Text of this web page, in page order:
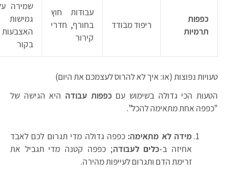
כפפות
תרמיות
ריפוד מבודד
עבודות חוץ
בחורף, חדרי
קירור
שמירה על
גמישות
האצבעות
בקור
נפוצות (או: איך לא להרוס לעצמכם את היום)
הכי גדולה בשימוש עםכפפות עבודההיא הגישה של
אחת מתאימה להכל".
מידה לא מתאימה:כפפה גדולה מדי תגרום לכם לאבד
אחיזה ב- כלים לעבודה; כפפה קטנה מדי תגביל את
זרימת הדם ותגרום לעייפות מהירה.